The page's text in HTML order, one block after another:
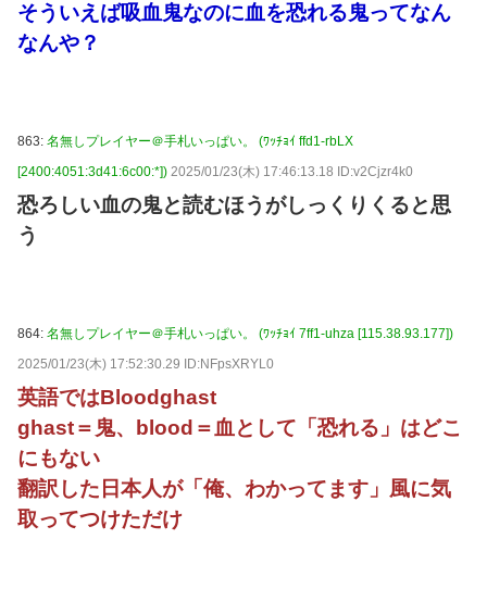
そういえば吸血鬼なのに血を恐れる鬼ってなん
なんや？
863: 名無しプレイヤー＠手札いっぱい。 (ﾜｯﾁｮｲ ffd1-rbLX
[2400:4051:3d41:6c00:*]) 2025/01/23(木) 17:46:13.18 ID:v2Cjzr4k0
恐ろしい血の鬼と読むほうがしっくりくると思
う
864: 名無しプレイヤー＠手札いっぱい。 (ﾜｯﾁｮｲ 7ff1-uhza [115.38.93.177])
2025/01/23(木) 17:52:30.29 ID:NFpsXRYL0
英語ではBloodghast
ghast＝鬼、blood＝血として「恐れる」はどこ
にもない
翻訳した日本人が「俺、わかってます」風に気
取ってつけただけ